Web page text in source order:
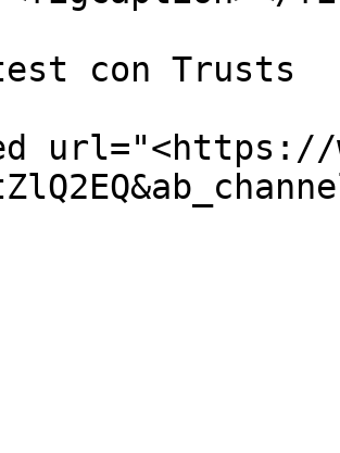
con Trusts
url="<https://